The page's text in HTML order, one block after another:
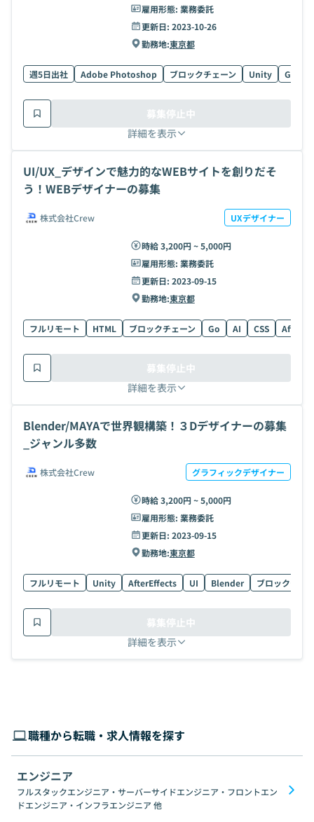
雇用形態: 業務委託
更新日: 2023-10-26
勤務地:東京都
週5日出社 Adobe Photoshop ブロックチェーン Unity Go
詳細を表示
募集停止中
UI/UX_デザインで魅力的なWEBサイトを創りだそ
う！WEBデザイナーの募集
株式会社Crew UXデザイナー
時給 3,200円 ~ 5,000円
雇用形態: 業務委託
更新日: 2023-09-15
勤務地:東京都
フルリモート HTML ブロックチェーン Go AI CSS
詳細を表示
募集停止中
Blender/MAYAで世界観構築！３Dデザイナーの募集
_ジャンル多数
株式会社Crew グラフィックデザイナー
時給 3,200円 ~ 5,000円
雇用形態: 業務委託
更新日: 2023-09-15
勤務地:東京都
フルリモート Unity AfterEffects UI Blender ブロックチェ
詳細を表示
募集停止中
職種から転職・求人情報を探す
エンジニア
フルスタックエンジニア・サーバーサイドエンジニア・フロントエン
ドエンジニア・インフラエンジニア 他